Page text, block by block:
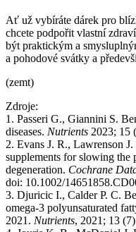
Ať už vybíráte dárek pro
chcete podpořit vlastní
být praktickým a
a pohodové svátky a
(zemt)
Zdroje:
1. Passeri G., Giannini S.
diseases. Nutrients 2023; 15
2. Evans J. R., Lawrenson
supplements for slowing the
degeneration. Cochrane
doi: 10.1002/
3. Djuricic I., Calder P. C.
omega-3 polyunsaturated
2021. Nutrients, 2021; 13